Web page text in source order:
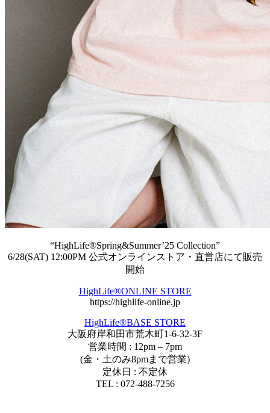
“HighLife®︎Spring&Summer’25 Collection”
6/28(SAT) 12:00PM 公式オンラインストア・直営店にて販売
開始
HighLife®︎ONLINE STORE
https://highlife-online.jp
HighLife®︎BASE STORE
大阪府岸和田市荒木町1-6-32-3F
営業時間 : 12pm – 7pm
(金・土のみ8pmまで営業)
定休日 : 不定休
TEL : 072-488-7256